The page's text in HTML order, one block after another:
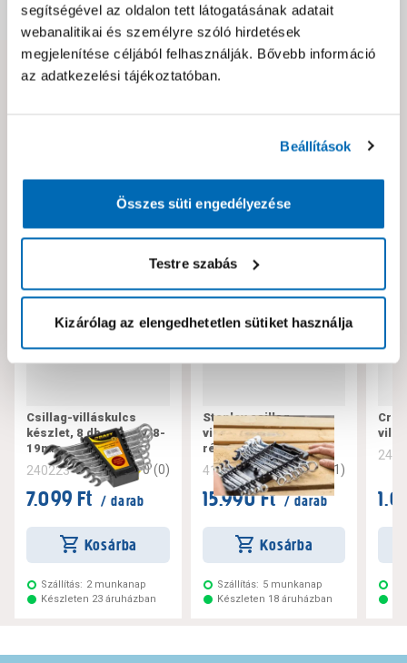
segítségével az oldalon tett látogatásának adatait
webanalitikai és személyre szóló hirdetések
megjelenítése céljából felhasználják. Bővebb információ
az adatkezelési tájékoztatóban.
Beállítások
Összes süti engedélyezése
Testre szabás
Kizárólag az elengedhetetlen sütiket használja
Dokumentumok, felelős személy
Hibát találtál az oldalon vagy a termék leírásában?
Neked ajánljuk!
Csillag-villáskulcs
készlet, 8 db-os, crv, 8-
19mm
240223 0 (0)
7.099 Ft / darab
Kosárba
Szállítás: 2 munkanap
Készleten 23 áruházban
Stanley csillag-
villáskulcs készlet 12
részes
411434 4 (1 )
15.990 Ft / darab
Kosárba
Szállítás: 5 munkanap
Készleten 18 áruházban